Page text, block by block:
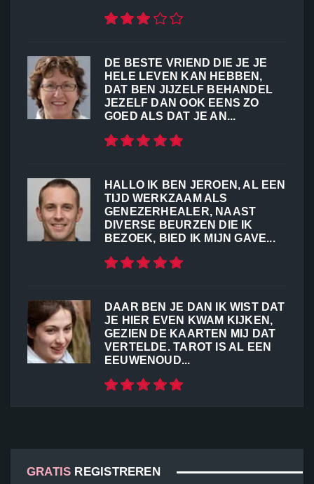
DE BESTE VRIEND DIE JE JE
HELE LEVEN KAN HEBBEN,
DAT BEN JIJZELF BEHANDEL
JEZELF DAN OOK EENS ZO
GOED ALS DAT JE AN...
HALLO IK BEN JEROEN, AL EEN
TIJD WERKZAAM ALS
GENEZERHEALER, NAAST
DIVERSE BEURZEN DIE IK
BEZOEK, BIED IK MIJN GAVE...
DAAR BEN JE DAN IK WIST DAT
JE HIER EVEN KWAM KIJKEN,
GEZIEN DE KAARTEN MIJ DAT
VERTELDE. TAROT IS AL EEN
EEUWENOUD...
GRATIS REGISTREREN